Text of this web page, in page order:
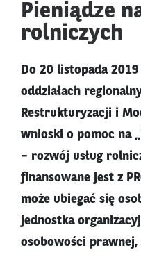
Pieniądze
rolniczych
Do 20 listopada
oddziałach
Restrukturyzacji i
wnioski o pomoc na
– rozwój usług
finansowane jest z
może ubiegać się
jednostka
osobowości